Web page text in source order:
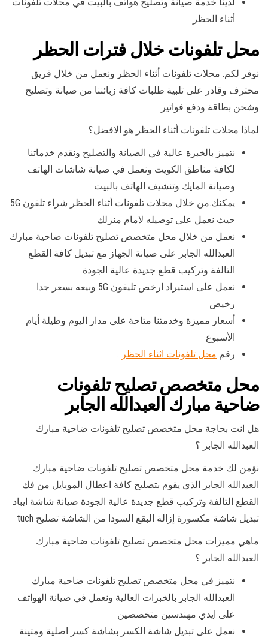
أثناء الحظر
محل تلفونات خلال فترات الحظر
نوفر لكم. محلات تلفونات أثناء الحظر ونعمل من خلال فريق
محترف وقادر على تلبية طلبات كافة زبائننا من صيانة وتصليح
وشحن بطاقة ودفع فواتير
لماذا محلات تلفونات أثناء الحظر هو الافضل؟
نتميز بالخبرة عالية في الصيانة والتصليح ونقدم خدماتنا
لكافة مناطق الكويت ونعمل في صيانة شاشات الهاتف
وصيانة المايك وتنشيف الهاتف بالبيت
يمكنك.من خلال محلات تلفونات أثناء الحظر شراء تلفون 5G
حيث نعمل على توصيله لامام منزلك
نعمل من خلال محل متخصص تصليح تلفونات ضاحية مبارك
العبدالله الجابر على صيانة الجهاز مع تبديل كافة القطع
التالفة وتركيب قطع جديدة عالية الجودة
نعمل على استيراد ارخص تليفون 5G وبيعه بسعر جدا
رخيص
أسعار مميزة وخدمتنا متاحة على مدار اليوم وطيلة أيام
الأسبوع
رقم محل تلفونات اثناء الحظر .
محل متخصص تصليح تلفونات
ضاحية مبارك العبدالله الجابر
هل انت بحاجة محل متخصص تصليح تلفونات ضاحية مبارك
العبدالله الجابر ؟
نؤمن لك خدمة محل متخصص تصليح تلفونات ضاحية مبارك
العبدالله الجابر الذي يقوم بتصليح كافة اعطال الموبايل من فك
القطع التالفة وتركيب قطع جديدة عالية الجودة صيانة شاشة ايباد
تبديل شاشة مكسورة إزالة البقع السودا من الشاشة تصليح tuch
ماهي مميزات محل متخصص تصليح تلفونات ضاحية مبارك
العبدالله الجابر ؟
نتميز في محل متخصص تصليح تلفونات ضاحية مبارك
العبدالله الجابر بالخبرات العالية ونعمل في صيانة الهواتف
على ايدي مهندسين متخصصين
نعمل على تبديل شاشة الكسر بشاشة كسر اصلية ومتينة